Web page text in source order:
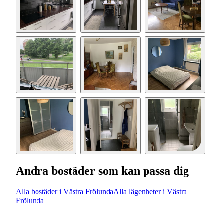
Andra bostäder som kan passa dig
Alla bostäder i Västra FrölundaAlla lägenheter i Västra
Frölunda